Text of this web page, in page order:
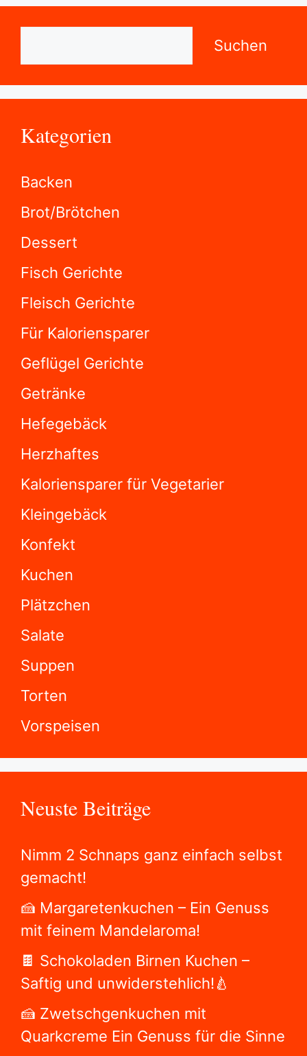
Suchen
Kategorien
Backen
Brot/Brötchen
Dessert
Fisch Gerichte
Fleisch Gerichte
Für Kaloriensparer
Geflügel Gerichte
Getränke
Hefegebäck
Herzhaftes
Kaloriensparer für Vegetarier
Kleingebäck
Konfekt
Kuchen
Plätzchen
Salate
Suppen
Torten
Vorspeisen
Neuste Beiträge
Nimm 2 Schnaps ganz einfach selbst
gemacht!
🍰 Margaretenkuchen – Ein Genuss
mit feinem Mandelaroma!
🍫 Schokoladen Birnen Kuchen –
Saftig und unwiderstehlich!🍐
🍰 Zwetschgenkuchen mit
Quarkcreme Ein Genuss für die Sinne